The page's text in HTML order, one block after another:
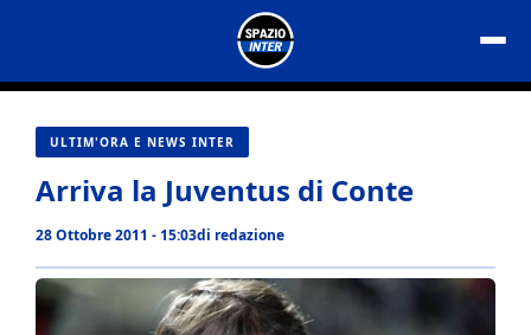
contenuto
ULTIM'ORA E NEWS INTER
Arriva la Juventus di Conte
28 Ottobre 2011 - 15:03di redazione